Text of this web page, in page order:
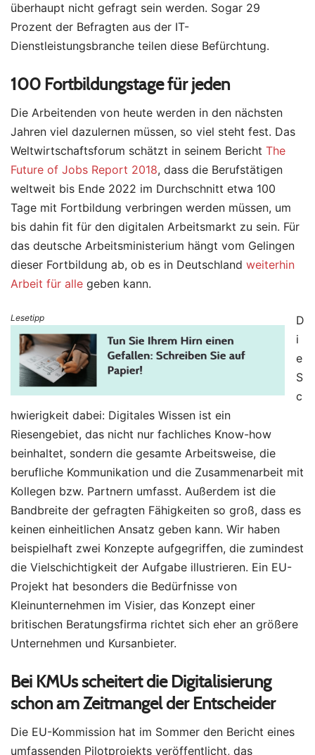
überhaupt nicht gefragt sein werden. Sogar 29
Prozent der Befragten aus der IT-
Dienstleistungsbranche teilen diese Befürchtung.
100 Fortbildungstage für jeden
Die Arbeitenden von heute werden in den nächsten
Jahren viel dazulernen müssen, so viel steht fest. Das
Weltwirtschaftsforum schätzt in seinem Bericht The
Future of Jobs Report 2018, dass die Berufstätigen
weltweit bis Ende 2022 im Durchschnitt etwa 100
Tage mit Fortbildung verbringen werden müssen, um
bis dahin fit für den digitalen Arbeitsmarkt zu sein. Für
das deutsche Arbeitsministerium hängt vom Gelingen
dieser Fortbildung ab, ob es in Deutschland weiterhin
Arbeit für alle geben kann.
Lesetipp
D
i
e
S
c
hwierigkeit dabei: Digitales Wissen ist ein
Riesengebiet, das nicht nur fachliches Know-how
beinhaltet, sondern die gesamte Arbeitsweise, die
berufliche Kommunikation und die Zusammenarbeit mit
Kollegen bzw. Partnern umfasst. Außerdem ist die
Bandbreite der gefragten Fähigkeiten so groß, dass es
keinen einheitlichen Ansatz geben kann. Wir haben
beispielhaft zwei Konzepte aufgegriffen, die zumindest
die Vielschichtigkeit der Aufgabe illustrieren. Ein EU-
Projekt hat besonders die Bedürfnisse von
Kleinunternehmen im Visier, das Konzept einer
britischen Beratungsfirma richtet sich eher an größere
Unternehmen und Kursanbieter.
Bei KMUs scheitert die Digitalisierung
schon am Zeitmangel der Entscheider
Die EU-Kommission hat im Sommer den Bericht eines
umfassenden Pilotprojekts veröffentlicht, das